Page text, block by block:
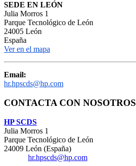
SEDE EN LEÓN
Julia Morros 1
Parque Tecnológico de León
24005 León
España
Ver en el mapa
Email:
hr.hpscds@hp.com
CONTACTA CON NOSOTROS
HP SCDS
Julia Morros 1
Parque Tecnológico de León
24009 León (España)
hr.hpscds@hp.com